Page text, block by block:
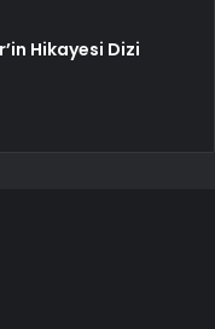
Hikayesi Dizi